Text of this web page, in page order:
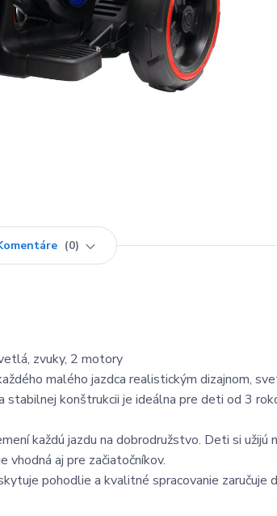
0
zvuky, 2 motory
malého jazdca realistickým dizajnom,
stabilnej konštrukcii je ideálna pre deti od 3
každú jazdu na dobrodružstvo. Deti si užijú
vhodná aj pre začiatočníkov.
pohodlie a kvalitné spracovanie zaručuje